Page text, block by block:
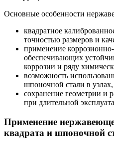
Основные особенности
квадратное
точностью размеров и
применение
обеспечивающих
коррозии и ряду
возможность
шпоночной стали в
сохранение геометрии и
при длительной
Применение
квадрата и шпоночной